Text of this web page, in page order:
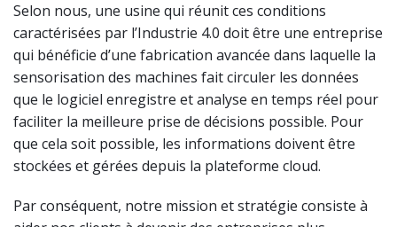
Selon nous, une usine qui réunit ces conditions
caractérisées par l’Industrie 4.0 doit être une entreprise
qui bénéficie d’une fabrication avancée dans laquelle la
sensorisation des machines fait circuler les données
que le logiciel enregistre et analyse en temps réel pour
faciliter la meilleure prise de décisions possible. Pour
que cela soit possible, les informations doivent être
stockées et gérées depuis la plateforme cloud.
Par conséquent, notre mission et stratégie consiste à